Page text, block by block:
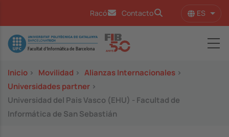
Racó Contacto ES
Image
Inicio > Movilidad > Alianzas Internacionales >
Universidades partner >
Universidad del Pais Vasco (EHU) - Facultad de
Informática de San Sebastián